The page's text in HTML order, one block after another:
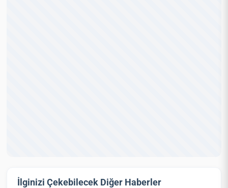
İlginizi Çekebilecek Diğer Haberler